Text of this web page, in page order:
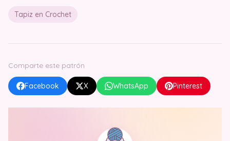
Tapiz en Crochet
Comparte este patrón
Facebook X WhatsApp Pinterest